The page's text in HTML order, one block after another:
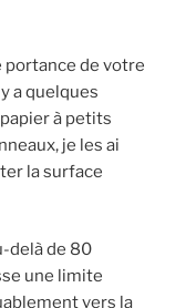
portance de votre
a quelques
à petits
je les ai
la surface
delà de 80
une limite
vers la